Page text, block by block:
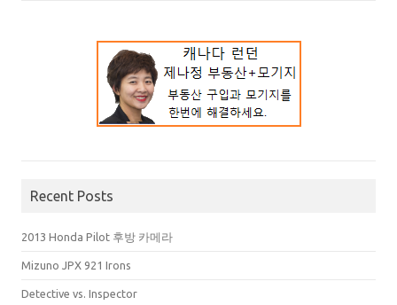
Recent Posts
2013 Honda Pilot 후방 카메라
Mizuno JPX 921 Irons
Detective vs. Inspector